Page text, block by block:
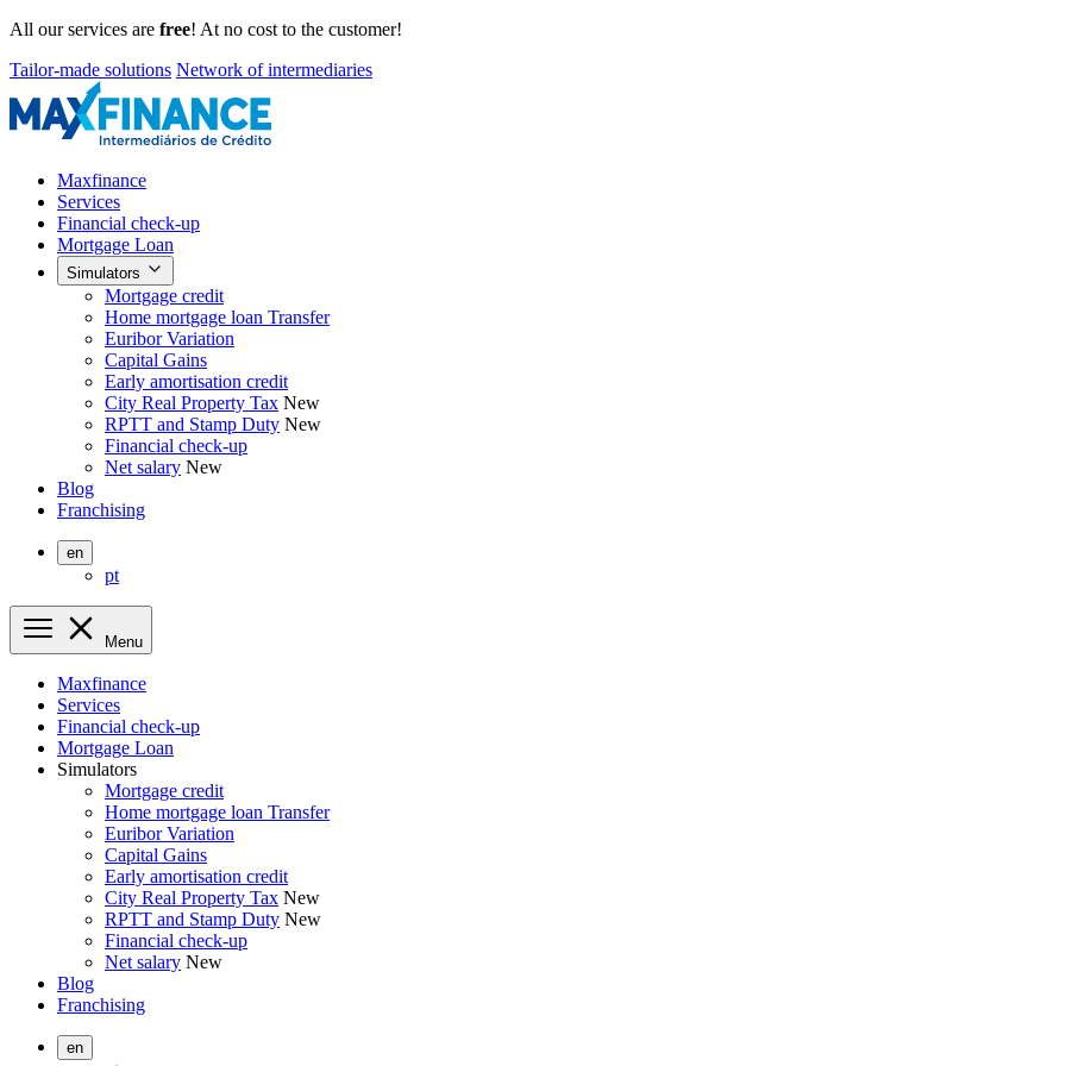
All our services are free! At no cost to the customer!
Tailor-made solutions Network of intermediaries
Maxfinance
Services
Financial check-up
Mortgage Loan
Simulators
Mortgage credit
Home mortgage loan Transfer
Euribor Variation
Capital Gains
Early amortisation credit
City Real Property Tax New
RPTT and Stamp Duty New
Financial check-up
Net salary New
Blog
Franchising
en
pt
Menu
Maxfinance
Services
Financial check-up
Mortgage Loan
Simulators
Mortgage credit
Home mortgage loan Transfer
Euribor Variation
Capital Gains
Early amortisation credit
City Real Property Tax New
RPTT and Stamp Duty New
Financial check-up
Net salary New
Blog
Franchising
en